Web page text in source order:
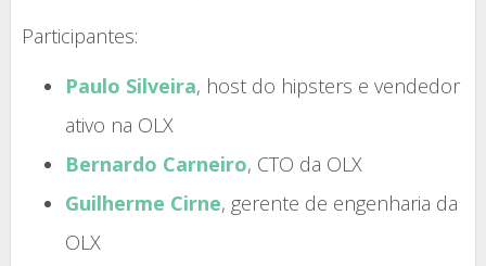
Participantes:
Paulo Silveira, host do hipsters e vendedor
ativo na OLX
Bernardo Carneiro, CTO da OLX
Guilherme Cirne, gerente de engenharia da
OLX